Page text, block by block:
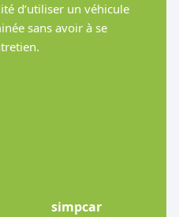
d’utiliser un véhicule
sans avoir à se
simpcar